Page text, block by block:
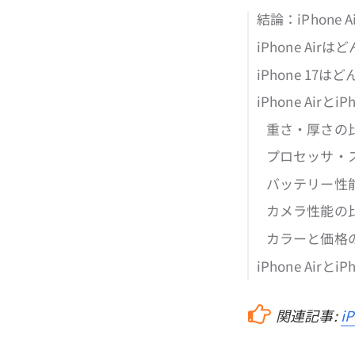
結論：iPhone
iPhone Airはど
iPhone 17はど
iPhone Airと
重さ・厚さの
プロセッサ・
バッテリー性
カメラ性能の
カラーと価格
iPhone Airと
関連記事: